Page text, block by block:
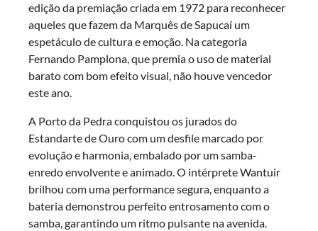
edição da premiação criada em 1972 para reconhecer
aqueles que fazem da Marquês de Sapucaí um
espetáculo de cultura e emoção. Na categoria
Fernando Pamplona, que premia o uso de material
barato com bom efeito visual, não houve vencedor
este ano.
A Porto da Pedra conquistou os jurados do
Estandarte de Ouro com um desfile marcado por
evolução e harmonia, embalado por um samba-
enredo envolvente e animado. O intérprete Wantuir
brilhou com uma performance segura, enquanto a
bateria demonstrou perfeito entrosamento com o
samba, garantindo um ritmo pulsante na avenida.